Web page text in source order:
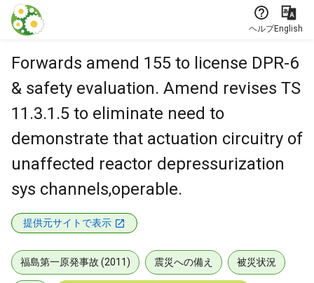
本文に飛ぶ
ヘルプEnglish
Forwards amend 155 to license DPR-6
& safety evaluation. Amend revises TS
11.3.1.5 to eliminate need to
demonstrate that actuation circuitry of
unaffected reactor depressurization
sys channels,operable.
提供元サイトで表示
福島第一原発事故 (2011) 震災への備え 被災状況